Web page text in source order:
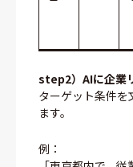
step2）AIに企業
ターゲット条件を
ます。
例：